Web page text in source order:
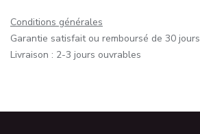
Conditions générales
Garantie satisfait ou remboursé de 30 jours
Livraison : 2-3 jours ouvrables